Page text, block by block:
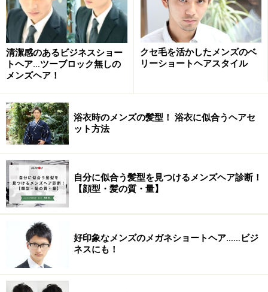
ト系までバリエーションは様々。
大人のカジュアル感をまとったツーブロック
大人系ツーブロック
トップは短めで、前髪がやや長めのツーブロックのショ
ートレイヤーベース。束感と動きが出るようにドライカ
ットで生え方を見ながら根元から軽くしています。刈り
上げ部分がソフトなので社会人でもOK。
ナード感を取り込んだツーブロック×モード
サイドバックをすっきりと
清潔感のあるビジネスショー
トヘア…ツーブロック無しの
メンズヘア！
クセ毛を活かしたメンズのベ
リーショートヘアスタイル
浴衣時のメンズの髪型！ 浴衣に似合うヘアセ
ット方法
自分に似合う髪型を見つけるメンズヘア診断！
【顔型・髪の質・量】
好印象なメンズのメガネショートヘア……ビジ
ネスにも！